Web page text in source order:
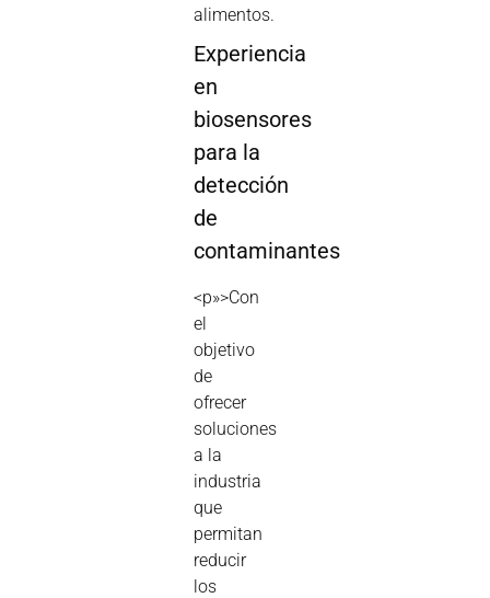
alimentos.
Experiencia
en
biosensores
para la
detección
de
contaminantes
<p»>Con
el
objetivo
de
ofrecer
soluciones
a la
industria
que
permitan
reducir
los